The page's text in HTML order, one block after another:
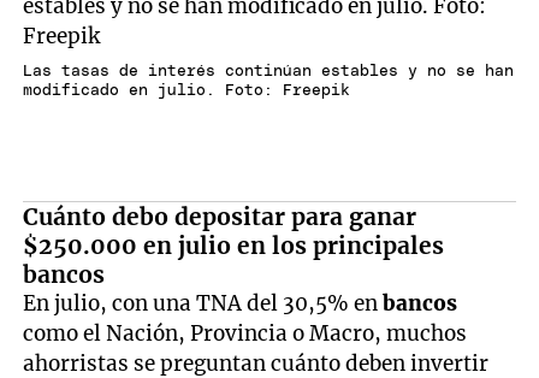
Las tasas de interés continúan estables y no se han
modificado en julio. Foto: Freepik
Cuánto debo depositar para ganar
$250.000 en julio en los principales
bancos
En julio, con una TNA del 30,5% enbancos
como el Nación, Provincia o Macro, muchos
ahorristas se preguntan cuánto deben invertir